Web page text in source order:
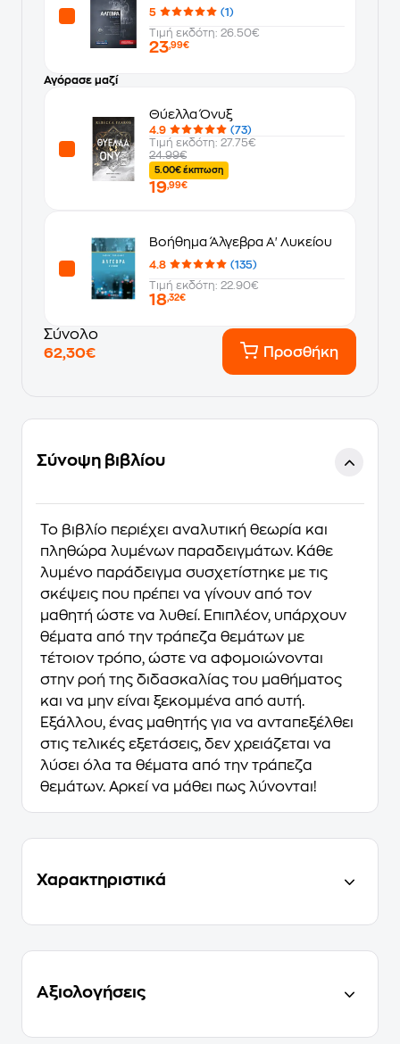
5
(1)
Τιμή εκδότη: 26.50€
23,99€
Αγόρασε μαζί
Θύελλα Όνυξ
4.9
(73)
Τιμή εκδότη: 27.75€
24.99€
5.00€ έκπτωση
19,99€
Βοήθημα Άλγεβρα Α' Λυκείου
4.8
(135)
Τιμή εκδότη: 22.90€
18,32€
Σύνολο
62,30€
Προσθήκη
Σύνοψη βιβλίου
Το βιβλίο περιέχει αναλυτική θεωρία και
πληθώρα λυμένων παραδειγμάτων. Κάθε
λυμένο παράδειγμα συσχετίστηκε με τις
σκέψεις που πρέπει να γίνουν από τον
μαθητή ώστε να λυθεί. Επιπλέον, υπάρχουν
θέματα από την τράπεζα θεμάτων με
τέτοιον τρόπο, ώστε να αφομοιώνονται
στην ροή της διδασκαλίας του μαθήματος
και να μην είναι ξεκομμένα από αυτή.
Εξάλλου, ένας μαθητής για να ανταπεξέλθει
στις τελικές εξετάσεις, δεν χρειάζεται να
λύσει όλα τα θέματα από την τράπεζα
θεμάτων. Αρκεί να μάθει πως λύνονται!
Χαρακτηριστικά
Αξιολογήσεις